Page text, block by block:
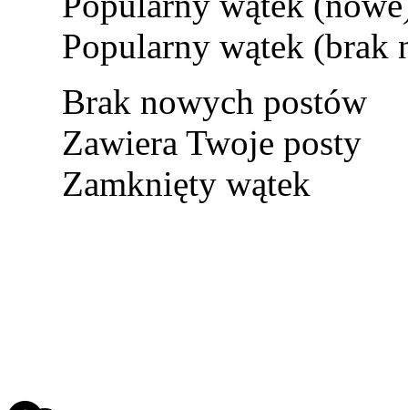
Popularny wątek (brak
Brak nowych postów
Zawiera Twoje posty
Zamknięty wątek